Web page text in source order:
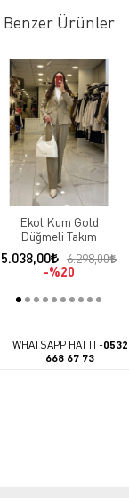
Benzer Ürünler
Ekol Kum Gold
Düğmeli Takım
5.038,00
6.298,00
%20
WHATSAPP HATTI -0532
668 67 73